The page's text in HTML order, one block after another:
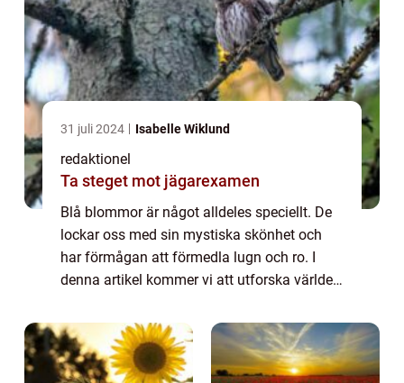
31 juli 2024 Isabelle Wiklund
redaktionel
Ta steget mot jägarexamen
Blå blommor är något alldeles speciellt. De
lockar oss med sin mystiska skönhet och
har förmågan att förmedla lugn och ro. I
denna artikel kommer vi att utforska världen
djupare förståelse för deras mångfa...